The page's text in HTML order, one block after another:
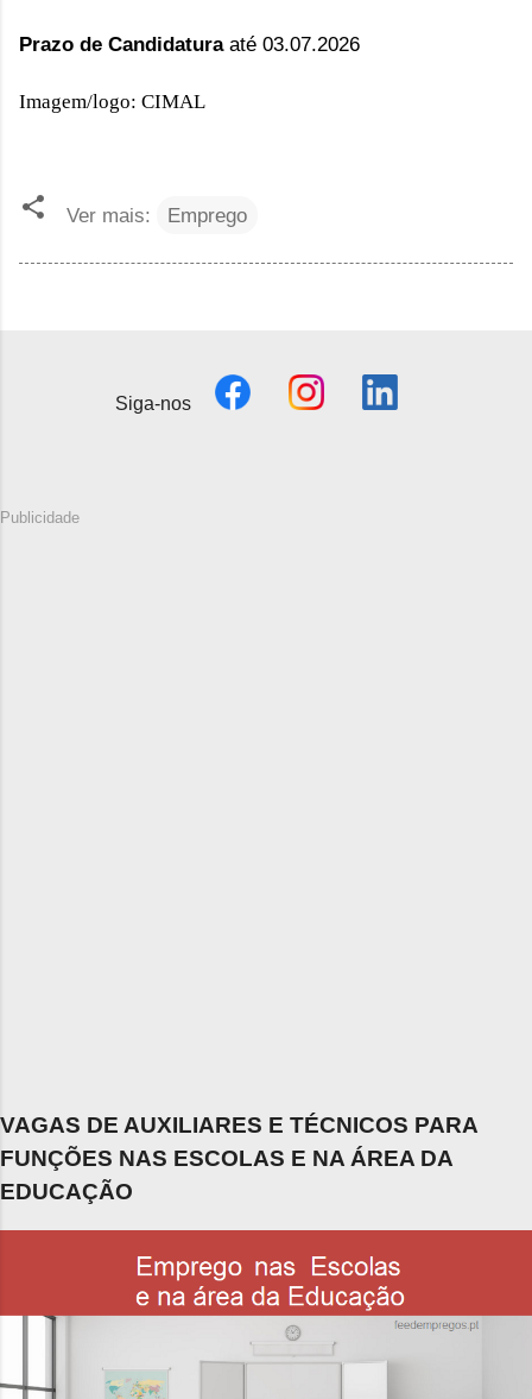
Prazo de Candidaturaaté 03.07.2026
Imagem/logo: CIMAL
Ver mais: Emprego
Siga-nos
Publicidade
VAGAS DE AUXILIARES E TÉCNICOS PARA
FUNÇÕES NAS ESCOLAS E NA ÁREA DA
EDUCAÇÃO